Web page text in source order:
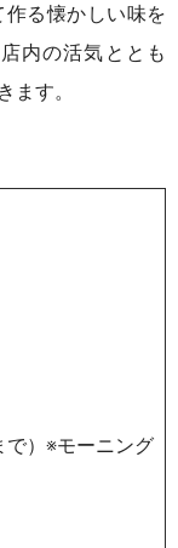
る懐かしい味を
内の活気ととも
ます。
）※モーニング